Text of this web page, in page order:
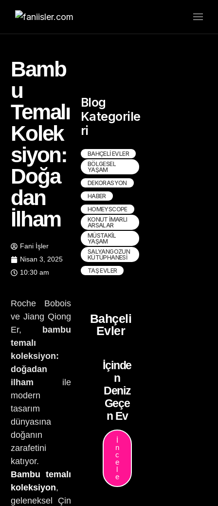
Bamb
u
Temalı
Kolek
siyon:
Doğa
dan
İlham
Fani İşler
Nisan 3, 2025
10:30 am
Roche Bobois
ve Jiang Qiong
Er,
bambu
temalı
koleksiyon:
doğadan
ilham ile
modern
tasarım
dünyasına
doğanın
zarafetini
katıyor.
Bambu temalı
koleksiyon,
geleneksel Çin
Blog
Kategorile
ri
BAHÇELI EVLER
BÖLGESEL
YAŞAM
DEKORASYON
HABER
HOMEYSCOPE
KONUT İMARLI
ARSALAR
MÜSTAKIL
YAŞAM
SALYANGOZUN
KÜTÜPHANESI
TAŞ EVLER
Bahçeli
Evler
İçinde
n
Deniz
Geçe
n Ev
İ
n
c
e
l
e